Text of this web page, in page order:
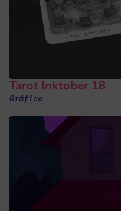
Tarot Inktober 18
Gráfico